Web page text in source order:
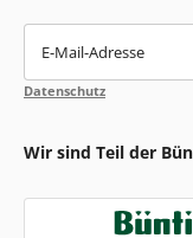
E-Mail-Adresse
Datenschutz
Wir sind Teil der